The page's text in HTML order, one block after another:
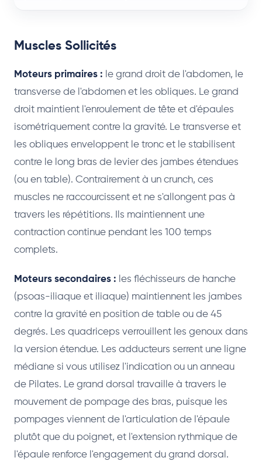
Muscles Sollicités
Moteurs primaires : le grand droit de l'abdomen, le
transverse de l'abdomen et les obliques. Le grand
droit maintient l'enroulement de tête et d'épaules
isométriquement contre la gravité. Le transverse et
les obliques enveloppent le tronc et le stabilisent
contre le long bras de levier des jambes étendues
(ou en table). Contrairement à un crunch, ces
muscles ne raccourcissent et ne s'allongent pas à
travers les répétitions. Ils maintiennent une
contraction continue pendant les 100 temps
complets.
Moteurs secondaires : les fléchisseurs de hanche
(psoas-iliaque et iliaque) maintiennent les jambes
contre la gravité en position de table ou de 45
degrés. Les quadriceps verrouillent les genoux dans
la version étendue. Les adducteurs serrent une ligne
médiane si vous utilisez l'indication ou un anneau
de Pilates. Le grand dorsal travaille à travers le
mouvement de pompage des bras, puisque les
pompages viennent de l'articulation de l'épaule
plutôt que du poignet, et l'extension rythmique de
l'épaule renforce l'engagement du grand dorsal.